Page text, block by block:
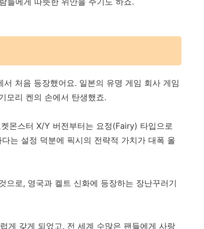
처음 등장했어요. 일본의 유명 게임 회사 게임
모리 켄의 손에서 탄생했죠.
몬스터 X/Y 버전부터는 요정(Fairy) 타입으로
는 설정 덕분에 픽시의 전략적 가치가 대폭 올
로, 영국과 켈트 신화에 등장하는 장난꾸러기
게 갖게 되었고, 전 세계 수많은 팬들에게 사랑